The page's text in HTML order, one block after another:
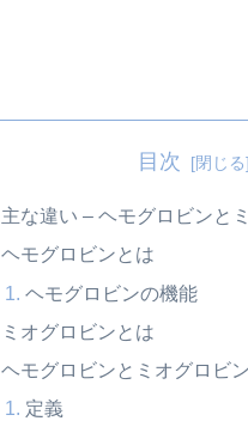
目次
主な違い – ヘモグロビンと
ヘモグロビンとは
ヘモグロビンの機能
ミオグロビンとは
ヘモグロビンとミオグロビ
定義